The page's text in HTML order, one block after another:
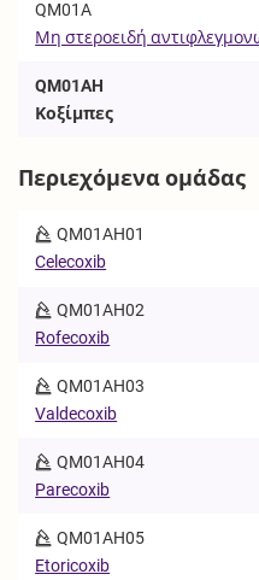
QM01A
Μη στεροειδή
QM01AH
Κοξίμπες
Περιεχόμενα ομάδας
QM01AH01
Celecoxib
QM01AH02
Rofecoxib
QM01AH03
Valdecoxib
QM01AH04
Parecoxib
QM01AH05
Etoricoxib